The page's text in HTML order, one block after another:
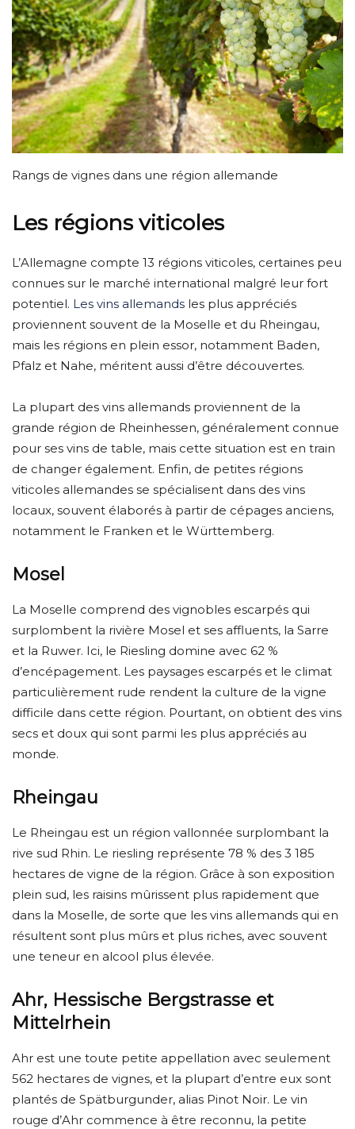
Rangs de vignes dans une région allemande
Les régions viticoles
L’Allemagne compte 13 régions viticoles, certaines peu
connues sur le marché international malgré leur fort
potentiel. Les vins allemands les plus appréciés
proviennent souvent de la Moselle et du Rheingau,
mais les régions en plein essor, notamment Baden,
Pfalz et Nahe, méritent aussi d’être découvertes.
La plupart des vins allemands proviennent de la
grande région de Rheinhessen, généralement connue
pour ses vins de table, mais cette situation est en train
de changer également. Enfin, de petites régions
viticoles allemandes se spécialisent dans des vins
locaux, souvent élaborés à partir de cépages anciens,
notamment le Franken et le Württemberg.
Mosel
La Moselle comprend des vignobles escarpés qui
surplombent la rivière Mosel et ses affluents, la Sarre
et la Ruwer. Ici, le Riesling domine avec 62 %
d’encépagement. Les paysages escarpés et le climat
particulièrement rude rendent la culture de la vigne
difficile dans cette région. Pourtant, on obtient des vins
secs et doux qui sont parmi les plus appréciés au
monde.
Rheingau
Le Rheingau est un région vallonnée surplombant la
rive sud Rhin. Le riesling représente 78 % des 3 185
hectares de vigne de la région. Grâce à son exposition
plein sud, les raisins mûrissent plus rapidement que
dans la Moselle, de sorte que les vins allemands qui en
résultent sont plus mûrs et plus riches, avec souvent
une teneur en alcool plus élevée.
Ahr, Hessische Bergstrasse et
Mittelrhein
Ahr est une toute petite appellation avec seulement
562 hectares de vignes, et la plupart d’entre eux sont
plantés de Spätburgunder, alias Pinot Noir. Le vin
rouge d’Ahr commence à être reconnu, la petite